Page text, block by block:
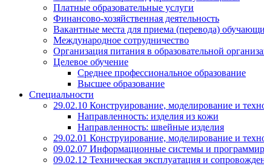
Платные образовательные услуги
Финансово-хозяйственная деятельность
Вакантные места для приема (перевода)
Международное сотрудничество
Организация питания в образовательной
Целевое обучение
Среднее профессиональное образование
Высшее образование
Специальности
29.02.10 Конструирование, моделирование и
Направленность: изделия из кожи
Направленность: швейные изделия
29.02.01 Конструирование, моделирование и
09.02.07 Информационные системы и
09.02.12 Техническая эксплуатация и